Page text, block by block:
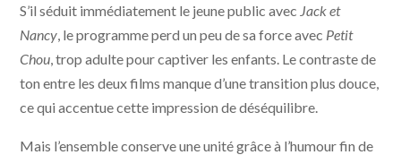
S’il séduit immédiatement le jeune public avec Jack et
Nancy , le programme perd un peu de sa force avec Petit
Chou , trop adulte pour captiver les enfants. Le contraste de
ton entre les deux films manque d’une transition plus douce,
ce qui accentue cette impression de déséquilibre.
Mais l’ensemble conserve une unité grâce à l’humour fin de